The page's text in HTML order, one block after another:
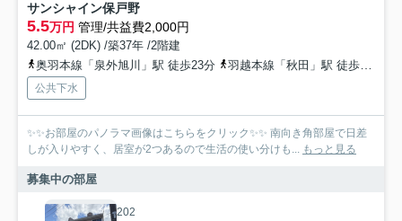
サンシャイン保戸野
5.5万円 管理/共益費2,000円
42.00㎡ (2DK) /築37年 /2階建
奥羽本線「泉外旭川」駅 徒歩23分
羽越本線「秋田」駅 徒歩34分
公共下水
✨✨お部屋のパノラマ画像はこちらをクリック✨✨ 南向き角部屋で日差
しが入りやすく、居室が2つあるので生活の使い分けも... もっと見る
募集中の部屋
202